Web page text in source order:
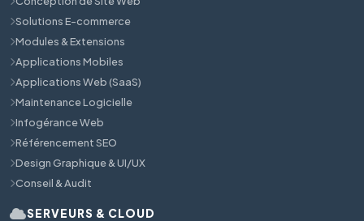
Solutions E-commerce
Modules & Extensions
Applications Mobiles
Applications Web (SaaS)
Maintenance Logicielle
Infogérance Web
Référencement SEO
Design Graphique & UI/UX
Conseil & Audit
SERVEURS & CLOUD